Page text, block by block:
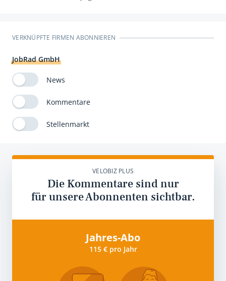
VERKNÜPFTE FIRMEN ABONNIEREN
JobRad GmbH
News
Kommentare
Stellenmarkt
VELOBIZ PLUS
Die Kommentare sind nur
für unsere Abonnenten sichtbar.
Jahres-Abo
115 € pro Jahr